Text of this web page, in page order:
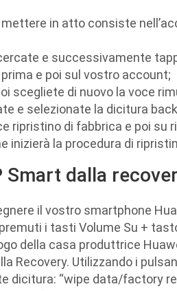
in atto consiste
e successivamente
e poi sul vostro account;
scegliete di nuovo la voce
e selezionate la dicitura
ripristino di fabbrica e poi su
inizierà la procedura di
Smart dalla
il vostro smartphone
i tasti Volume Su +
della casa produttrice
Recovery. Utilizzando i
dicitura: “wipe data/factory